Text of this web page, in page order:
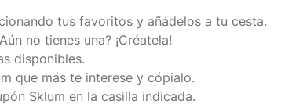
tus favoritos y añádelos a tu cesta.
no tienes una? ¡Créatela!
disponibles.
que más te interese y cópialo.
Sklum en la casilla indicada.